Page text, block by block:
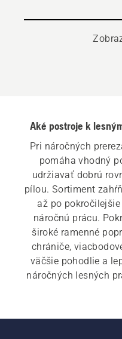
Aké postroje k
Pri náročných
pomáha vhodný
udržiavať dobrú
pílou. Sortiment
až po
náročnú prácu.
široké ramenné
chrániče,
väčšie pohodlie a
náročných lesných